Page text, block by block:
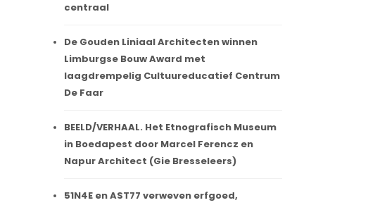
centraal
De Gouden Liniaal Architecten winnen
Limburgse Bouw Award met
laagdrempelig Cultuureducatief Centrum
De Faar
BEELD/VERHAAL. Het Etnografisch Museum
in Boedapest door Marcel Ferencz en
Napur Architect (Gie Bresseleers)
51N4E en AST77 verweven erfgoed,